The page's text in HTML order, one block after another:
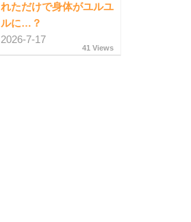
れただけで身体がユルユ
ルに…？
2026-7-17
41 Views